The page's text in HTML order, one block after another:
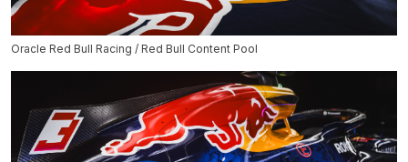
Oracle Red Bull Racing / Red Bull Content Pool